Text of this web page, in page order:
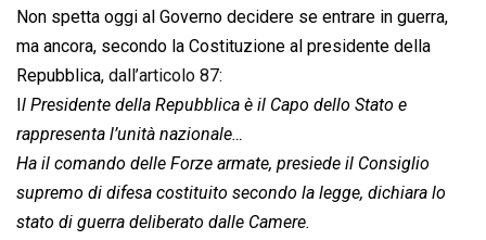
Non spetta oggi al Governo decidere se entrare in guerra,
ma ancora, secondo la Costituzione al presidente della
Repubblica, dall’articolo 87:
l Presidente della Repubblica è il Capo dello Stato e
rappresenta l’unità nazionale…
Ha il comando delle Forze armate, presiede il Consiglio
supremo di difesa costituito secondo la legge, dichiara lo
stato di guerra deliberato dalle Camere.